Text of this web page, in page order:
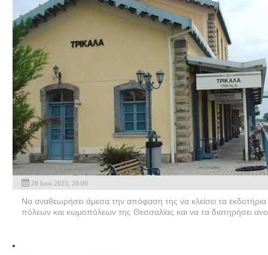
28 Ιουλ 2025, 20:00
Να αναθεωρήσει άμεσα την απόφαση της να κλείσει τα
πόλεων και κωμοπόλεων της Θεσσαλίας και να τα διατηρήσει